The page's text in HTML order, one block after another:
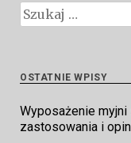
Szukaj:
OSTATNIE WPISY
Wyposażenie
zastosowania i